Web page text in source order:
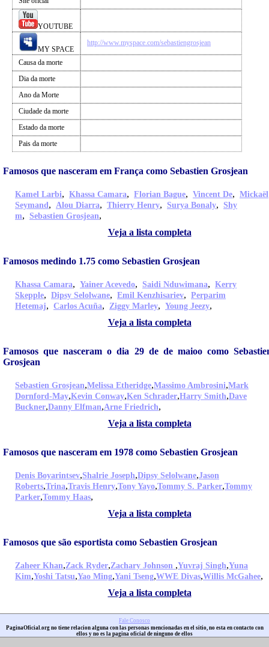
YOUTUBE
MY SPACE
http://www.myspace.com/sebastiengrosjean
Causa da morte
Dia da morte
Ano da Morte
Ciudade da morte
Estado da morte
Pais da morte
Famosos que nasceram em França como Sebastien Grosjean
Kamel Larbi, Khassa Camara, Florian Bague, Vincent De, Mickaël
Seymand, Alou Diarra, Thierry Henry, Surya Bonaly, Shy
m, Sebastien Grosjean,
Veja a lista completa
Famosos medindo 1.75 como Sebastien Grosjean
Khassa Camara, Yainer Acevedo, Saidi Nduwimana, Kerry
Skepple, Dipsy Selolwane, Emil Kenzhisariev, Perparim
Hetemaj, Carlos Acuña, Ziggy Marley, Young Jeezy,
Veja a lista completa
Famosos que nasceram o dia 29 de de maioo como
Grosjean
Sebastien Grosjean,Melissa Etheridge,Massimo Ambrosini,Mark
Dornford-May,Kevin Conway,Ken Schrader,Harry Smith,Dave
Buckner,Danny Elfman,Arne Friedrich,
Veja a lista completa
Famosos que nasceram em 1978 como Sebastien Grosjean
Denis Boyarintsev,Shalrie Joseph,Dipsy Selolwane,Jason
Roberts,Trina,Travis Henry,Tony Yayo,Tommy S. Parker,Tommy
Parker,Tommy Haas,
Veja a lista completa
Famosos que são esportista como Sebastien Grosjean
Zaheer Khan,Zack Ryder,Zachary Johnson ,Yuvraj Singh,Yuna
Kim,Yoshi Tatsu,Yao Ming,Yani Tseng,WWE Divas,Willis McGahee,
Veja a lista completa
Fale Conosco
PaginaOficial.org no tiene relacion alguna con las personas mencionadas en el sitio, no esta en contacto con
ellos y no es la pagina oficial de ninguno de ellos